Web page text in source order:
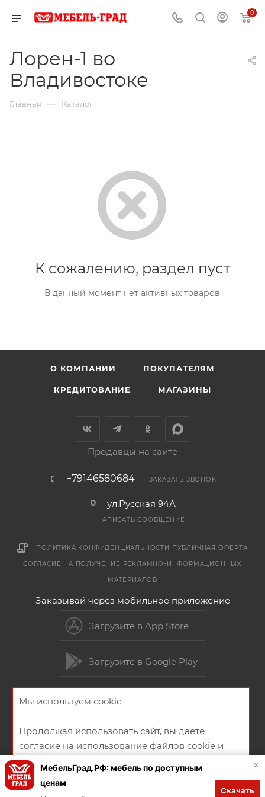
0
Лорен-1 во
Владивостоке
Главная — Каталог
К сожалению, раздел пуст
В данный момент нет активных товаров
О КОМПАНИИ ПОКУПАТЕЛЯМ
КРЕДИТОВАНИЕ МАГАЗИНЫ
Продавцы на сайте
+79146580684 ЗАКАЗАТЬ ЗВОНОК
ул.Русская 94А
НАПИСАТЬ СООБЩЕНИЕ
ПОЛИТИКА КОНФИДЕНЦИАЛЬНОСТИ ПУБЛИЧНАЯ ОФЕРТА
СОГЛАСИЕ НА ПОЛУЧЕНИЕ РЕКЛАМНО-ИНФОРМАЦИОННЫХ
МАТЕРИАЛОВ
Заказывай через мобильное приложение
Загрузите в App Store
Загрузите в Google Play
Мы используем cookie
Продолжая использовать сайт, вы даете
согласие на использование файлов cookie и
политикой конфиденциальности
ХОРОШО
×
МебельГрад.РФ: мебель по доступным
ценам
Скачать